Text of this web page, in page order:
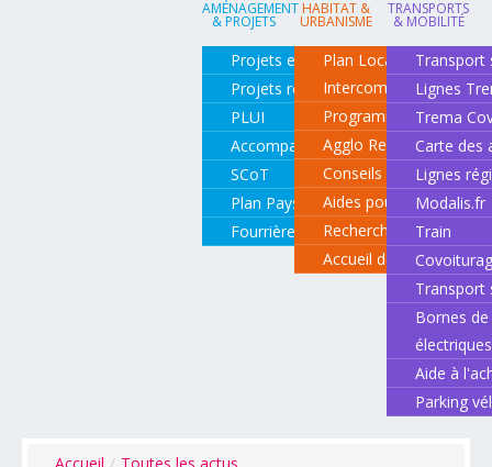
AMÉNAGEMENT
& PROJETS
Projets en cours
Projets réalisés
PLUI
Accompagnement de projets
SCoT
Plan Paysage
Fourrière animale
HABITAT &
URBANISME
Plan Local d'Urbanisme
Intercommunal
Programme local de
Agglo Renov
Conseils pour rénover
Aides pour rénover
Recherche d'un
Accueil des gens du
TRANSPORTS
& MOBILITÉ
Transport
Lignes
Trema
Carte des
Lignes
Modalis.fr
Train
Transport
Bornes
électriques
Aide à
Parking